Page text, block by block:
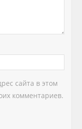
сайта в этом
комментариев.